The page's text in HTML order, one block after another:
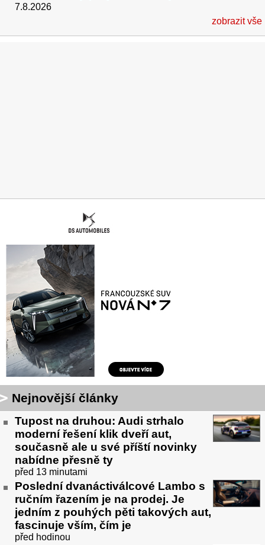
7.8.2026
zobrazit vše
Nejnovější články
Tupost na druhou: Audi strhalo
moderní řešení klik dveří aut,
současně ale u své příští novinky
nabídne přesně ty
před 13 minutami
Poslední dvanáctiválcové Lambo s
ručním řazením je na prodej. Je
jedním z pouhých pěti takových aut,
fascinuje vším, čím je
před hodinou